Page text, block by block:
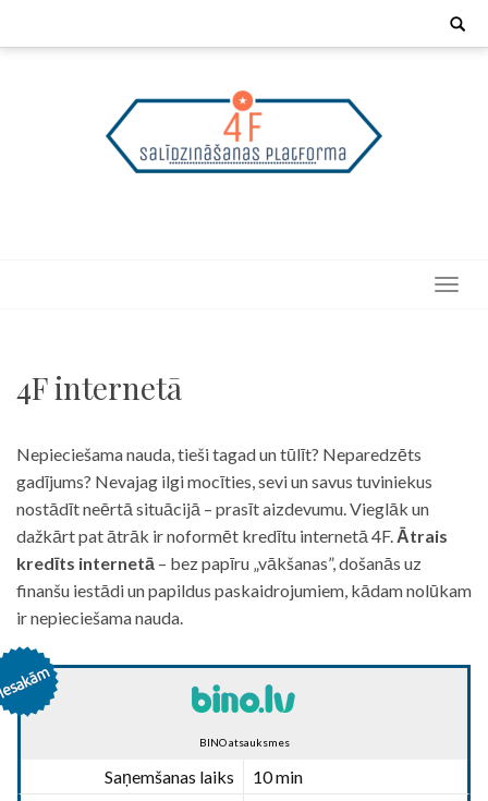
Search
4F internetā
Nepieciešama nauda, tieši tagad un tūlīt? Neparedzēts
gadījums? Nevajag ilgi mocīties, sevi un savus tuviniekus
nostādīt neērtā situācijā – prasīt aizdevumu. Vieglāk un
dažkārt pat ātrāk ir noformēt kredītu internetā 4F. Ātrais
kredīts internetā – bez papīru „vākšanas”, došanās uz
finanšu iestādi un papildus paskaidrojumiem, kādam nolūkam
ir nepieciešama nauda.
BINO atsauksmes
Saņemšanas laiks
10 min